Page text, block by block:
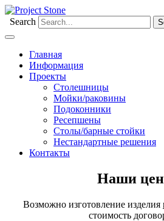
Search
Главная
Информация
Проекты
Столешницы
Мойки/раковины
Подоконники
Ресепшены
Столы/барные стойки
Нестандартные решения
Контакты
Наши
Возможно изготовление изделия
стоимость